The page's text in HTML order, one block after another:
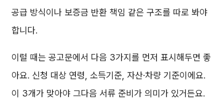
공급 방식이나 보증금 반환 책임 같은 구조를 따로 봐야
합니다.
이럴 때는 공고문에서 다음 3가지를 먼저 표시해두면 좋
아요. 신청 대상 연령, 소득기준, 자산·차량 기준이에요.
이 3개가 맞아야 그다음 서류 준비가 의미가 있거든요.